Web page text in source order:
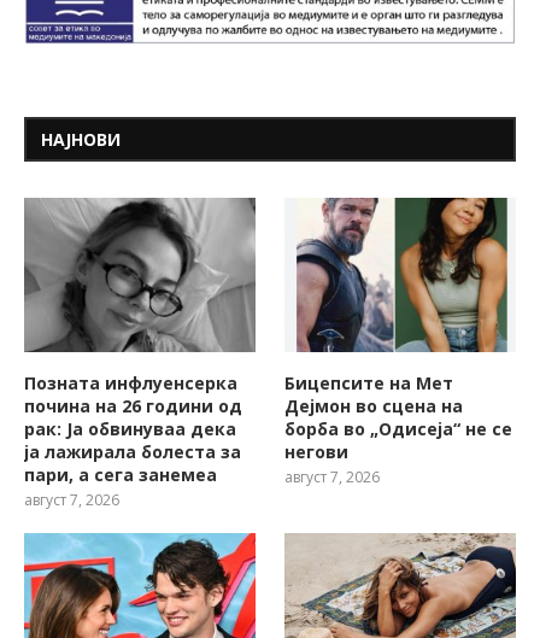
НАЈНОВИ
Позната инфлуенсерка
почина на 26 години од
рак: Ја обвинуваа дека
ја лажирала болеста за
пари, а сега занемеа
август 7, 2026
Бицепсите на Мет
Дејмон во сцена на
борба во „Одисеја“ не се
негови
август 7, 2026